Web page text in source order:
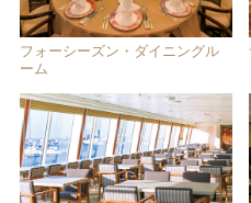
フォーシーズン・ダイニングル
ーム